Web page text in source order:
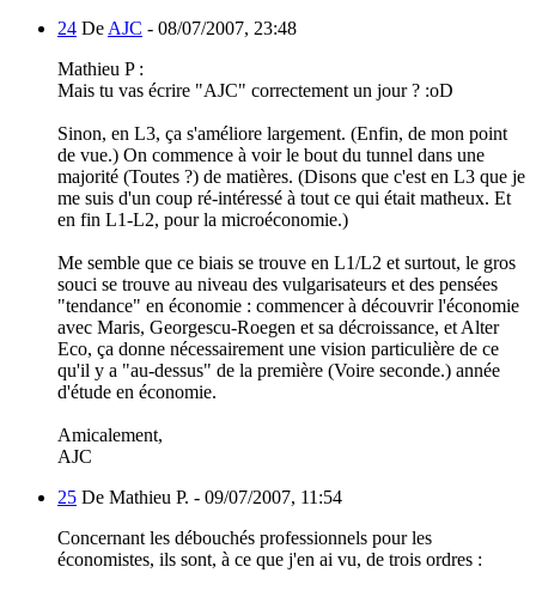
24 De AJC - 08/07/2007, 23:48
Mathieu P :
Mais tu vas écrire "AJC" correctement un jour ? :oD
Sinon, en L3, ça s'améliore largement. (Enfin, de mon point
de vue.) On commence à voir le bout du tunnel dans une
majorité (Toutes ?) de matières. (Disons que c'est en L3 que je
me suis d'un coup ré-intéressé à tout ce qui était matheux. Et
en fin L1-L2, pour la microéconomie.)
Me semble que ce biais se trouve en L1/L2 et surtout, le gros
souci se trouve au niveau des vulgarisateurs et des pensées
"tendance" en économie : commencer à découvrir l'économie
avec Maris, Georgescu-Roegen et sa décroissance, et Alter
Eco, ça donne nécessairement une vision particulière de ce
qu'il y a "au-dessus" de la première (Voire seconde.) année
d'étude en économie.
Amicalement,
AJC
25 De Mathieu P. - 09/07/2007, 11:54
Concernant les débouchés professionnels pour les
économistes, ils sont, à ce que j'en ai vu, de trois ordres :